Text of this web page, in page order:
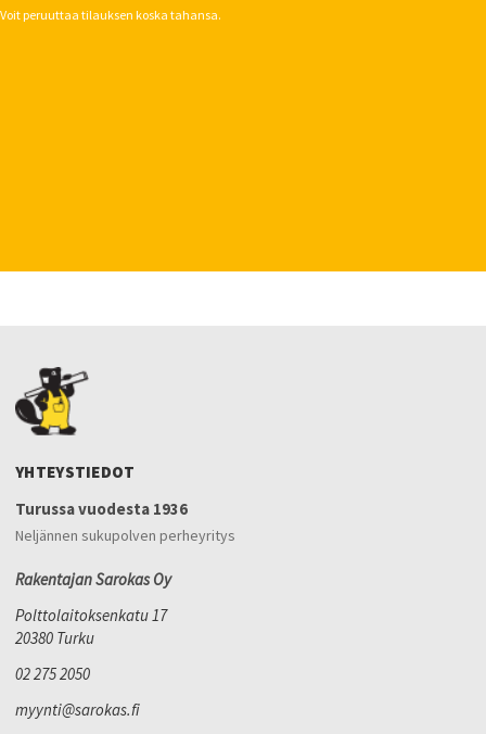
Voit peruuttaa tilauksen koska tahansa.
YHTEYSTIEDOT
Turussa vuodesta 1936
Neljännen sukupolven perheyritys
Rakentajan Sarokas Oy
Polttolaitoksenkatu 17
20380 Turku
02 275 2050
myynti@sarokas.fi